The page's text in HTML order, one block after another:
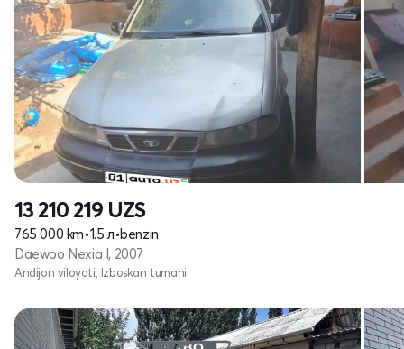
13 210 219 UZS
765 000 km•1.5 л•benzin
Daewoo Nexia I, 2007
Andijon viloyati, Izboskan tumani